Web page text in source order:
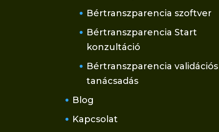
Bértranszparencia szoftver
Bértranszparencia Start
konzultáció
Bértranszparencia validációs
tanácsadás
Blog
Kapcsolat